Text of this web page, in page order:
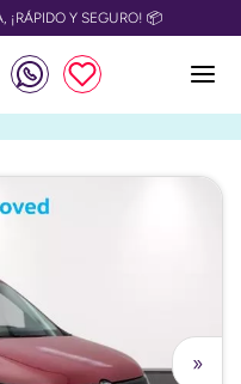
¡RÁPIDO Y SEGURO! 📦
»